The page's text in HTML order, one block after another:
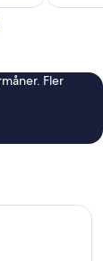
Fler